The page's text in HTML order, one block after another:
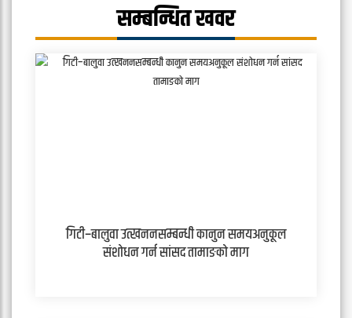
सम्बन्धित खवर
गिटी–बालुवा उत्खननसम्बन्धी कानुन समयअनुकूल
संशोधन गर्न सांसद तामाङको माग